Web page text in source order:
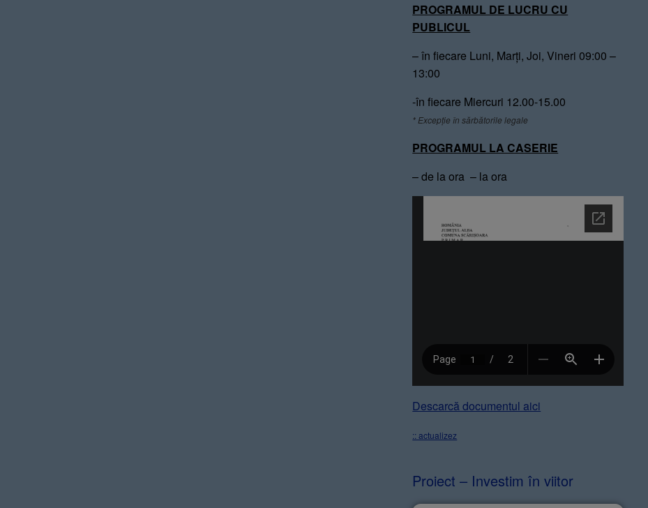
PROGRAMUL DE LUCRU CU
PUBLICUL
– în fiecare Luni, Marți, Joi, Vineri 09:00 –
13:00
-în fiecare Miercuri 12.00-15.00
* Excepție în sărbătorile legale
PROGRAMUL LA CASERIE
– de la ora – la ora
Descarcă documentul aici
:: actualizez
Proiect – Investim în viitor